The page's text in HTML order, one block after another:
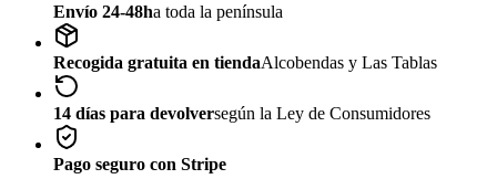
Envío 24-48ha toda la península
Recogida gratuita en tiendaAlcobendas y Las Tablas
14 días para devolversegún la Ley de Consumidores
Pago seguro con Stripe